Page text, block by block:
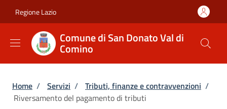
Regione Lazio
Comune di San Donato Val di
Comino
Briciole di pane
Home / Servizi / Tributi, finanze e contravvenzioni /
Riversamento del pagamento di tributi